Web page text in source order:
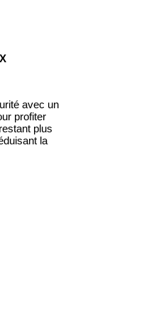
avec un
profiter
plus
la